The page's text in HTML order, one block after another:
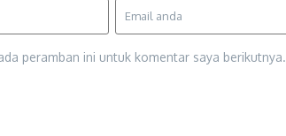
peramban ini untuk komentar saya berikutnya.